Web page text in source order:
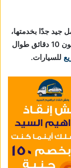
جدًا بخدمتها،
في غضون 10 دقائق طوال
للسيارات.